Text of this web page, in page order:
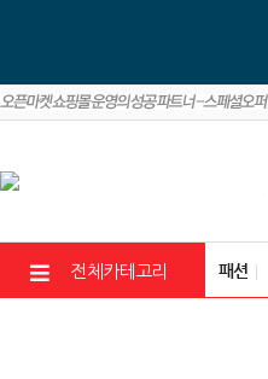
전체카테고리 패션